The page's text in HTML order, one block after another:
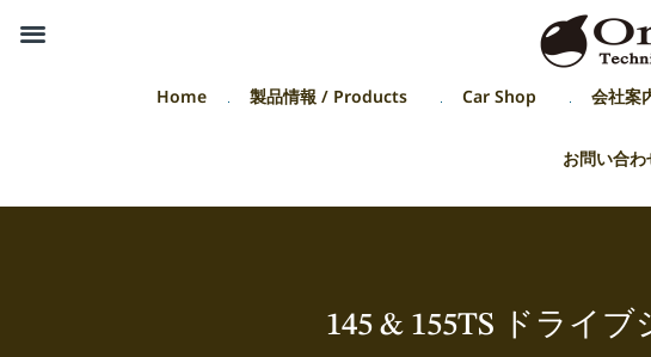
Home 製品情報 / Products Car Shop 会社案
お問い合
145 & 155TS ドライ